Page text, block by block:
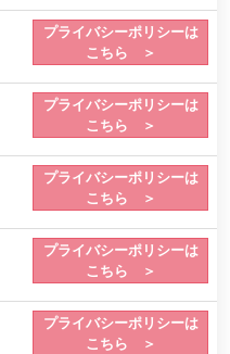
プライバシーポリシーは
こちら ＞
プライバシーポリシーは
こちら ＞
プライバシーポリシーは
こちら ＞
プライバシーポリシーは
こちら ＞
プライバシーポリシーは
こちら ＞